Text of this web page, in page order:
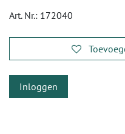
Art. Nr.: 172040
Inloggen